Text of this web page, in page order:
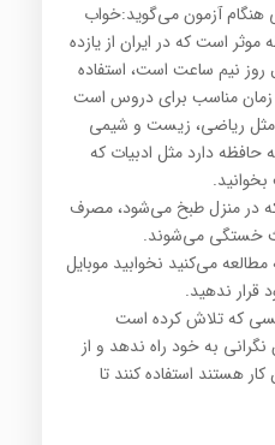
آزمون می‌گوید:خواب
است که در ایران از یازده
نیم ساعت است، استفاده
زمان مناسب برای دروس است
مثل ریاضی، زیست و شیمی
حافظه دارد مثل ادبیات که
که در منزل طبخ می‌شود، مصرف
خستگی می‌شوند.
می‌کنید نخوابید موبایل
قرار ندهید.
که تلاش کرده است
به خود راه ندهد و از
هستند استفاده کنند تا